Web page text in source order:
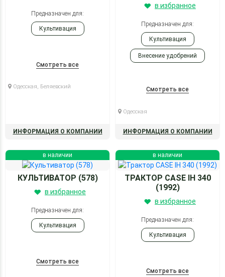
Предназначен для:
Культивация
Смотреть все
Одесская, Беляевский
ИНФОРМАЦИЯ О КОМПАНИИ
в избранное
Предназначен для:
Культивация
Внесение удобрений
Смотреть все
Одесская
ИНФОРМАЦИЯ О КОМПАНИИ
в наличии
КУЛЬТИВАТОР (578)
в избранное
Предназначен для:
Культивация
Смотреть все
в наличии
ТРАКТОР CASE IH 340
(1992)
в избранное
Предназначен для:
Культивация
Смотреть все